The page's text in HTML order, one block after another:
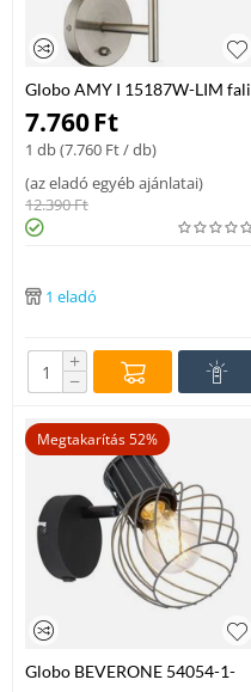
Globo AMY I 15187W-LIM fali
olvasólámpa matt nikkel fém 1
* E14 max. 40 W E14 IP20
7.760Ft
1 db (7.760 Ft/ db)
(az eladó egyéb ajánlatai)
12.390Ft
1 eladó
+
−
Megtakarítás 52%
Globo BEVERONE 54054-1-